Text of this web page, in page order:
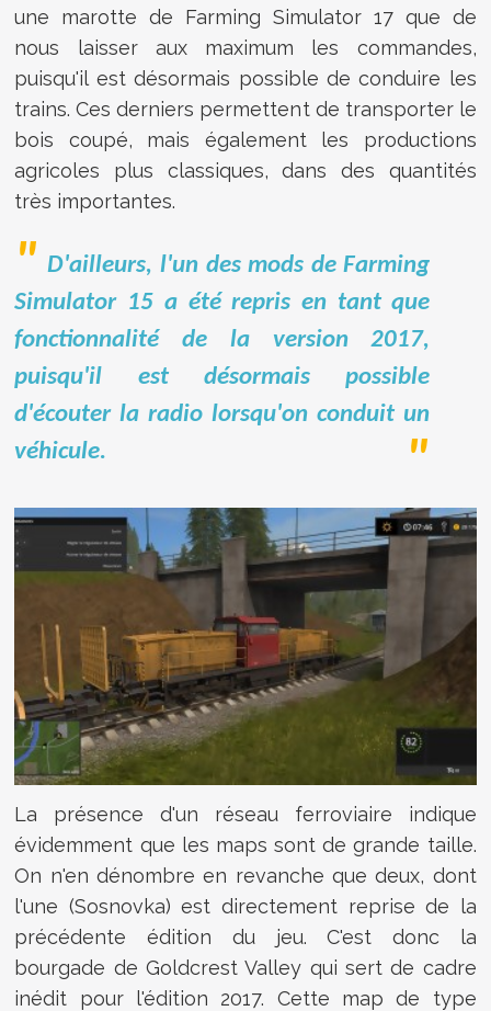
une marotte de Farming Simulator 17 que de
nous laisser aux maximum les commandes,
puisqu'il est désormais possible de conduire les
trains. Ces derniers permettent de transporter le
bois coupé, mais également les productions
agricoles plus classiques, dans des quantités
très importantes.
D'ailleurs, l'un des mods de Farming
Simulator 15 a été repris en tant que
fonctionnalité de la version 2017,
puisqu'il est désormais possible
d'écouter la radio lorsqu'on conduit un
véhicule.
La présence d'un réseau ferroviaire indique
évidemment que les maps sont de grande taille.
On n'en dénombre en revanche que deux, dont
l'une (Sosnovka) est directement reprise de la
précédente édition du jeu. C'est donc la
bourgade de Goldcrest Valley qui sert de cadre
inédit pour l'édition 2017. Cette map de type